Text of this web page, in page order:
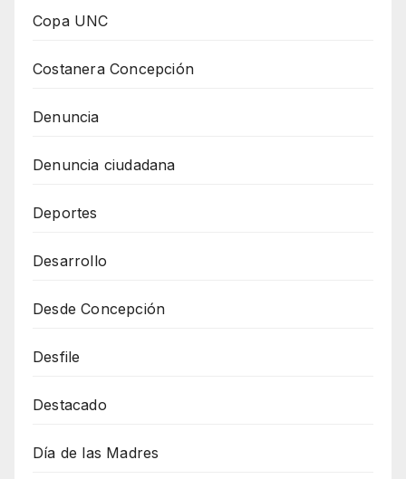
Copa UNC
Costanera Concepción
Denuncia
Denuncia ciudadana
Deportes
Desarrollo
Desde Concepción
Desfile
Destacado
Día de las Madres